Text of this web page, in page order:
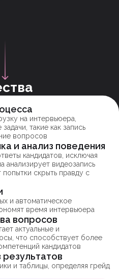
на интервьюера,
такие как запись
вопросов
и анализ поведения
кандидатов, исключая
анализирует видеозапись
скрыть правду с
и автоматическое
время интервьюера
вопросов
актуальные и
что способствует более
кандидатов
и таблицы, определяя грейд